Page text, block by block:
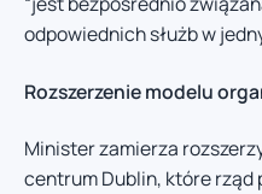
odpowiednich służb w
Rozszerzenie modelu
Minister zamierza
centrum Dublin, które rząd